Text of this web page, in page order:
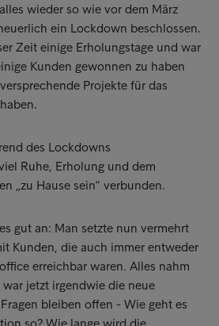
wieder so wie vor dem März
ein Lockdown beschlossen.
Zeit einige Erholungstage und war
Kunden gewonnen zu haben
Projekte für das
des Lockdowns
Ruhe, Erholung und dem
„zu Hause sein“ verbunden.
gut an: Man setzte nun vermehrt
Kunden, die auch immer entweder
erreichbar waren. Alles nahm
jetzt irgendwie die neue
bleiben offen - Wie geht es